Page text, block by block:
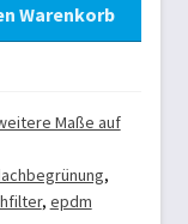
Warenkorb
Maße auf
,
, epdm